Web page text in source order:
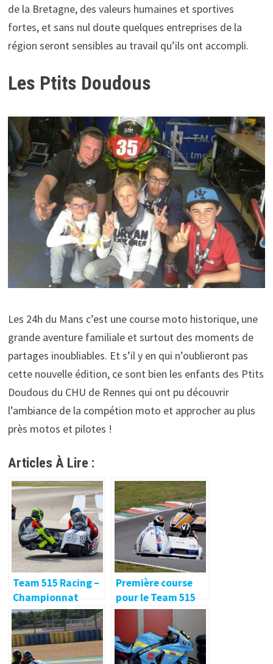
de la Bretagne, des valeurs humaines et sportives
fortes, et sans nul doute quelques entreprises de la
région seront sensibles au travail qu’ils ont accompli.
Les Ptits Doudous
Les 24h du Mans c’est une course moto historique, une
grande aventure familiale et surtout des moments de
partages inoubliables. Et s’il y en qui n’oublieront pas
cette nouvelle édition, ce sont bien les enfants des Ptits
Doudous du CHU de Rennes qui ont pu découvrir
l’ambiance de la compétion moto et approcher au plus
près motos et pilotes !
Articles À Lire :
Team 515 Racing –
Championnat
France RSCM Open
du 26-27 Juin 2021
– Anneau du Rhin
(Biltzheim 68) 🔐
Première course
pour le Team 515
Racing 🔐